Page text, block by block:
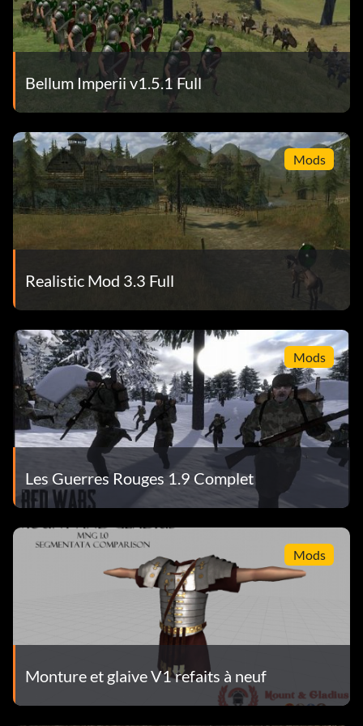
Bellum Imperii v1.5.1 Full
Mods
Realistic Mod 3.3 Full
Mods
Les Guerres Rouges 1.9 Complet
Mods
Monture et glaive V1 refaits à neuf